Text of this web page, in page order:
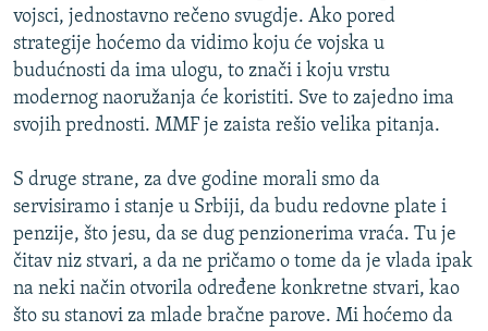
vojsci, jednostavno rečeno svugdje. Ako pored
strategije hoćemo da vidimo koju će vojska u
budućnosti da ima ulogu, to znači i koju vrstu
modernog naoružanja će koristiti. Sve to zajedno ima
svojih prednosti. MMF je zaista rešio velika pitanja.
S druge strane, za dve godine morali smo da
servisiramo i stanje u Srbiji, da budu redovne plate i
penzije, što jesu, da se dug penzionerima vraća. Tu je
čitav niz stvari, a da ne pričamo o tome da je vlada ipak
na neki način otvorila određene konkretne stvari, kao
što su stanovi za mlade bračne parove. Mi hoćemo da